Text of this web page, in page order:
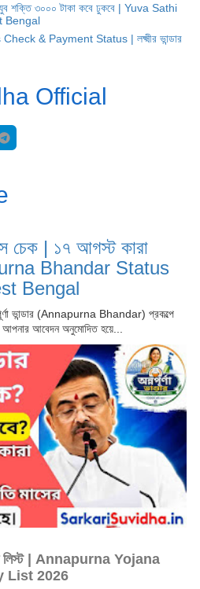
৩০০০ টাকা কবে ঢুকবে | Yuva Sathi
Bengal
& Payment Status | লক্ষ্মীর ভান্ডার
Official
চেক | ১৭ আগস্ট কারা
Bhandar Status
Bengal
ভান্ডার (Annapurna Bhandar) প্রকল্পে
আপনার আবেদন অনুমোদিত হয়ে...
লিস্ট | Annapurna Yojana
List 2026